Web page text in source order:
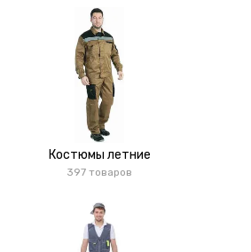
Костюмы летние
397 товаров